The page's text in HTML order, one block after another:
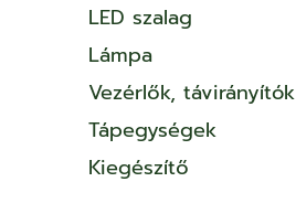
LED szalag
Lámpa
Vezérlők, távirányítók
Tápegységek
Kiegészítő